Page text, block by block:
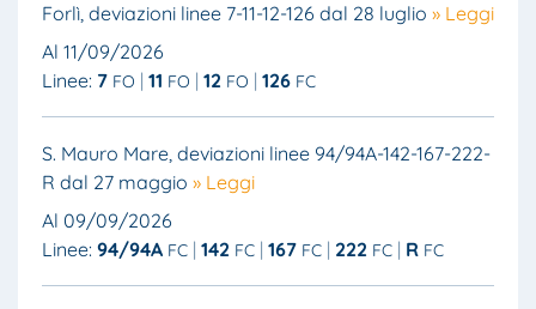
Forlì, deviazioni linee 7-11-12-126 dal 28 luglio » Leggi
Al 11/09/2026
Linee: 7 FO 11 FO 12 FO 126 FC
S. Mauro Mare, deviazioni linee 94/94A-142-167-222-
R dal 27 maggio » Leggi
Al 09/09/2026
Linee: 94/94A FC 142 FC 167 FC 222 FC R FC